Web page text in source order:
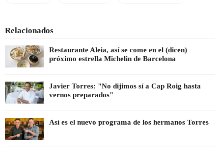
Relacionados
Restaurante Aleia, así se come en el (dicen)
próximo estrella Michelin de Barcelona
Javier Torres: "No dijimos sí a Cap Roig hasta
vernos preparados"
Así es el nuevo programa de los hermanos Torres